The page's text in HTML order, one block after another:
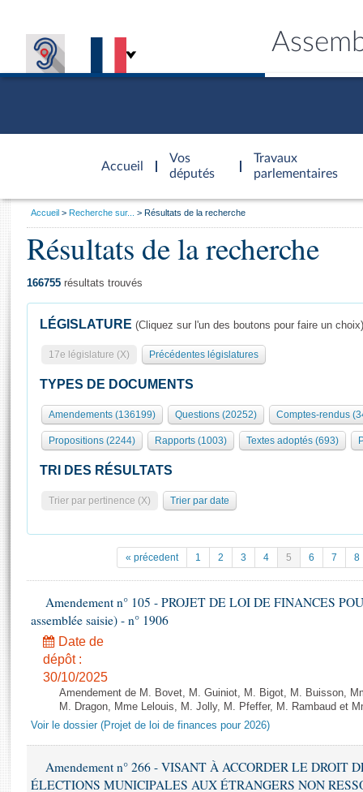
Accueil
d'accueil
Vos
députés
Travaux
parlementaires
Présidence
577 députés
Groupes politiques
Séance publique
Commissions et autres organes
Europe et International
Pétitions
Projets de loi
Propositions de loi
Amendements
Textes adoptés
Rapports d'information
Rapports d'enquête
Rapports sur l'application des lois
Général
Rôle et pouvoirs de l'Assemblée
Organisation de l'Assemblée
Présidence Conférence des Présidents Bureau Collège des
Statistiques et chiffres clés
Documents de référence
( Constitution | Règlement de l'Assemblée ... )
Juniors
Anciennes législatures
Liens vers les sites publics
Visiter l'Assemblée
Visite virtuelle du palais Bourbon
Assister à une séance
La Bibliothèque
Contacts et plan d'accès
Photos libres de droit
Vous
Accueil Recherche sur... Résultats de la recherche
Résultats de la recherche
166755 résultats trouvés
LÉGISLATURE (Cliquez sur l'un des boutons pour faire un choix)
17e législature (X) Précédentes législatures
TYPES DE DOCUMENTS
Amendements (136199) Questions (20252) Comptes-rendus
Propositions (2244) Rapports (1003) Textes adoptés (693)
TRI DES RÉSULTATS
Trier par pertinence (X) Trier par date
« précedent 1 2 3 4 5 6 7 8
Amendement n° 105 - PROJET DE LOI DE FINANCES
assemblée saisie) - n° 1906
Date de
dépôt :
30/10/2025
Amendement de M. Bovet, M. Guiniot, M. Bigot, M. Buisson,
M. Dragon, Mme Lelouis, M. Jolly, M. Pfeffer, M. Rambaud et
Voir le dossier (Projet de loi de finances pour 2026)
Amendement n° 266 - VISANT À ACCORDER LE DROIT
ÉLECTIONS MUNICIPALES AUX ÉTRANGERS NON